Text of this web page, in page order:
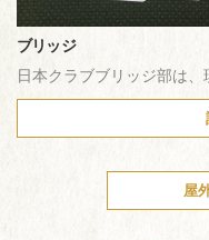
ブリッジ
日本クラブブリッジ部は、
屋